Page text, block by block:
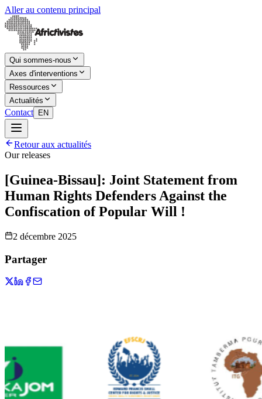
Aller au contenu principal
Qui sommes-nous
Axes d'interventions
Ressources
Actualités
Contact EN
Retour aux actualités
Our releases
[Guinea-Bissau]: Joint Statement from
Human Rights Defenders Against the
Confiscation of Popular Will !
2 décembre 2025
Partager